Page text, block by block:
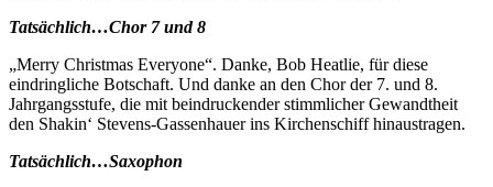
Tatsächlich…Chor 7 und 8
„Merry Christmas Everyone“. Danke, Bob Heatlie, für diese
eindringliche Botschaft. Und danke an den Chor der 7. und 8.
Jahrgangsstufe, die mit beindruckender stimmlicher Gewandtheit
den Shakin‘ Stevens-Gassenhauer ins Kirchenschiff hinaustragen.
Tatsächlich…Saxophon